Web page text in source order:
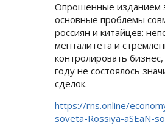
Опрошенные изданием
основные проблемы
россиян и китайцев:
менталитета и
контролировать
году не состоялось
сделок.
https://rns.online/
soveta-Rossiya-aSEaN-